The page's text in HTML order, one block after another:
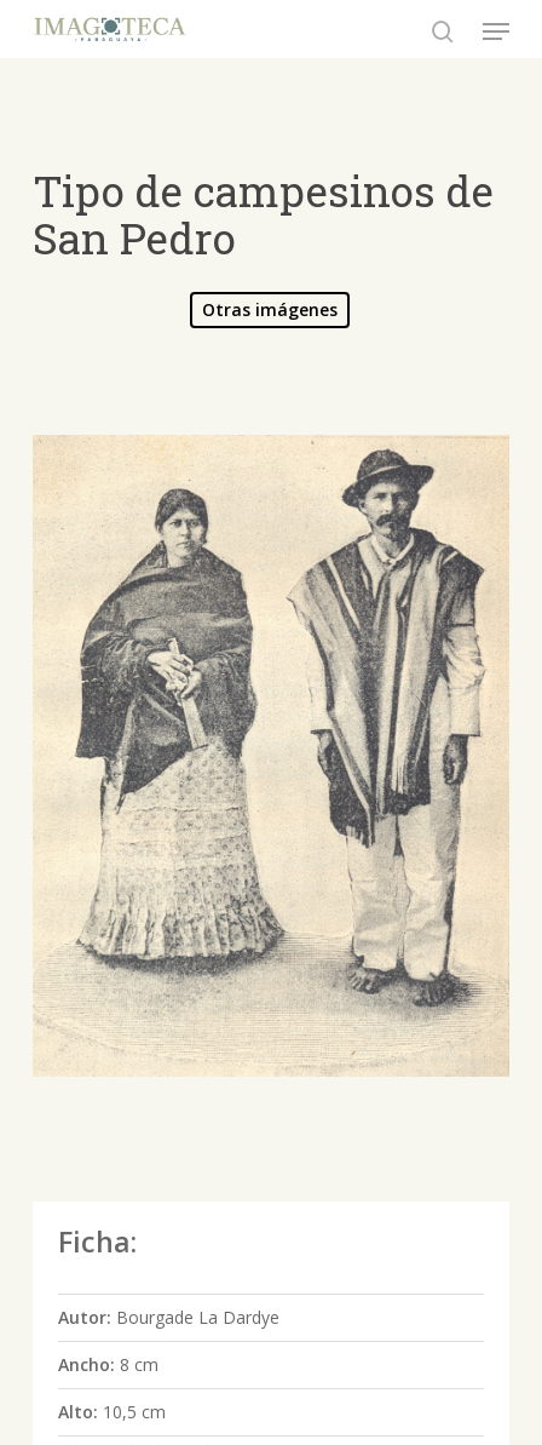
Menu
Tipo de campesinos de
San Pedro
Otras imágenes
Ficha:
Autor: Bourgade La Dardye
Ancho: 8 cm
Alto: 10,5 cm